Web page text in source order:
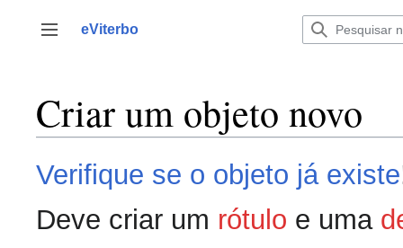
para
Alternar barra lateral
eViterbo
Criar um objeto novo
Verifique se o objeto já existe
Deve criar um rótulo e uma